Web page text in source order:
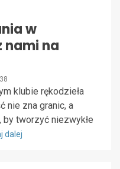
w
nami na
38
klubie rękodzieła
nie zna granic, a
by tworzyć niezwykłe
dalej